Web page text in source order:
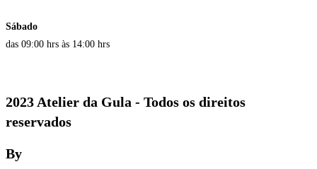
Sábado
das 09:00 hrs às 14:00 hrs
2023 Atelier da Gula - Todos os direitos
reservados
By